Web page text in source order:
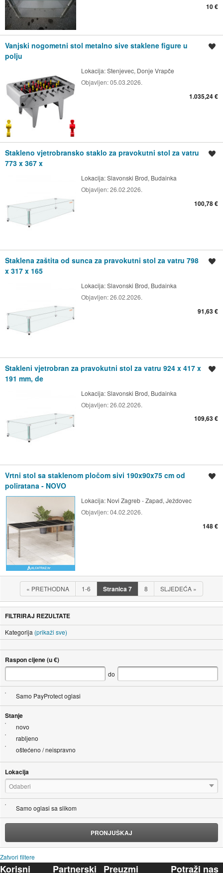
10 €
Vanjski nogometni stol metalno sive staklene figure u
polju
Lokacija:Stenjevec, Donje Vrapče
Objavljen:05.03.2026.
1.035,24 €
Stakleno vjetrobransko staklo za pravokutni stol za vatru
773 x 367 x
Lokacija:Slavonski Brod, Budainka
Objavljen:26.02.2026.
100,78 €
Staklena zaštita od sunca za pravokutni stol za vatru 798
x 317 x 165
Lokacija:Slavonski Brod, Budainka
Objavljen:26.02.2026.
91,63 €
Stakleni vjetrobran za pravokutni stol za vatru 924 x 417 x
191 mm, de
Lokacija:Slavonski Brod, Budainka
Objavljen:26.02.2026.
109,63 €
Vrtni stol sa staklenom pločom sivi 190x90x75 cm od
poliratana - NOVO
Lokacija: Novi Zagreb - Zapad, Ježdovec
Objavljen:04.02.2026.
148 €
« PRETHODNA 1-6 Stranica7 8 SLJEDEĆA »
FILTRIRAJ REZULTATE
Kategorija (prikaži sve)
Raspon cijene (u €)
do
Samo PayProtect oglasi
Stanje
novo
rabljeno
oštećeno / neispravno
Lokacija
Odaberi
Samo oglasi sa slikom
PRONJUŠKAJ
Zatvori filtere
Korisni Partnerski Preuzmi Potraži nas